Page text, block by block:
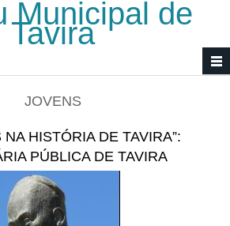
principal
Municipal de
Tavira
JOVENS
HISTÓRIA DE TAVIRA”:
PÚBLICA DE TAVIRA